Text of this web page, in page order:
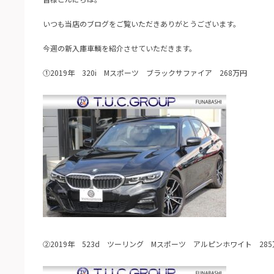
いつも当店のブログをご覧いただきありがとうございます。
今週の新入庫車輌を紹介させていただきます。
➀2019年 320i Mスポーツ ブラックサファイア 268万円
②2019年 523d ツーリング Mスポーツ アルピンホワイト 285